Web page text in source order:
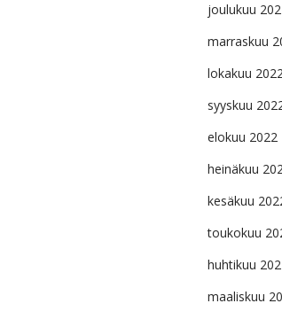
joulukuu
marraskuu
lokakuu
syyskuu
elokuu 2022
heinäkuu
kesäkuu
toukokuu
huhtikuu
maaliskuu